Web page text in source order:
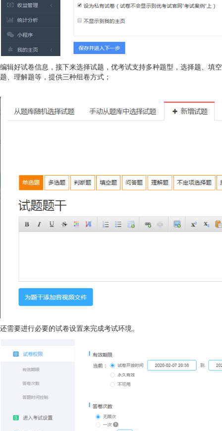
编辑好试卷信息，接下来选择试题，优考试支持多种题型，选择题、填空
题、理解题等，提供三种组卷方式；
还需要进行必要的试卷设置来完成考试环境。